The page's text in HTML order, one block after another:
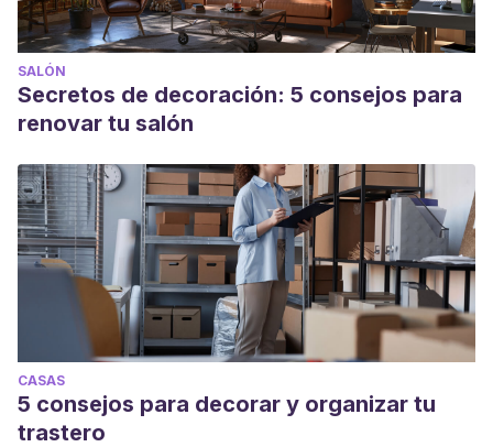
SALÓN
Secretos de decoración: 5 consejos para
renovar tu salón
CASAS
5 consejos para decorar y organizar tu
trastero